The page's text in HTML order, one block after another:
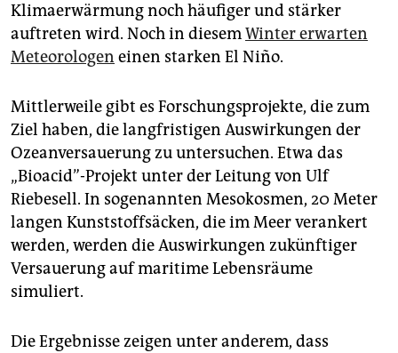
Klimaerwärmung noch häufiger und stärker
auftreten wird. Noch in diesemWinter erwarten
Meteorologen einen starken El Niño.
Mittlerweile gibt es Forschungsprojekte, die zum
Ziel haben, die langfristigen Auswirkungen der
Ozeanversauerung zu untersuchen. Etwa das
„Bioacid”-Projekt unter der Leitung von Ulf
Riebesell. In sogenannten Mesokosmen, 20 Meter
langen Kunststoffsäcken, die im Meer verankert
werden, werden die Auswirkungen zukünftiger
Versauerung auf maritime Lebensräume
simuliert.
Die Ergebnisse zeigen unter anderem, dass